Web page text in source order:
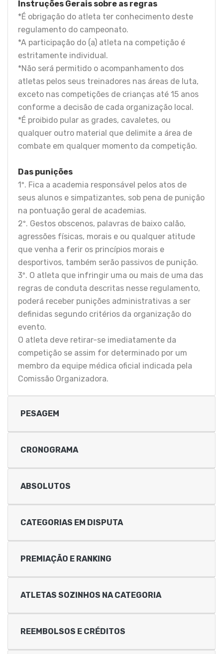
Instruções Gerais sobre as regras
*É obrigação do atleta ter conhecimento deste
regulamento do campeonato.
*A participação do (a) atleta na competição é
estritamente individual.
*Não será permitido o acompanhamento dos
atletas pelos seus treinadores nas áreas de luta,
exceto nas competições de crianças até 15 anos
conforme a decisão de cada organização local.
*É proibido pular as grades, cavaletes, ou
qualquer outro material que delimite a área de
combate em qualquer momento da competição.
Das punições
1º. Fica a academia responsável pelos atos de
seus alunos e simpatizantes, sob pena de punição
na pontuação geral de academias.
2º. Gestos obscenos, palavras de baixo calão,
agressões físicas, morais e ou qualquer atitude
que venha a ferir os princípios morais e
desportivos, também serão passivos de punição.
3º. O atleta que infringir uma ou mais de uma das
regras de conduta descritas nesse regulamento,
poderá receber punições administrativas a ser
definidas segundo critérios da organização do
evento.
O atleta deve retirar-se imediatamente da
competição se assim for determinado por um
membro da equipe médica oficial indicada pela
Comissão Organizadora.
PESAGEM
CRONOGRAMA
ABSOLUTOS
CATEGORIAS EM DISPUTA
PREMIAÇÃO E RANKING
ATLETAS SOZINHOS NA CATEGORIA
REEMBOLSOS E CRÉDITOS